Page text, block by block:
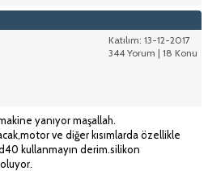
Katılım: 13-12-2017
344 Yorum | 18 Konu
yanıyor maşallah.
ve diğer kısımlarda özellikle
kullanmayın derim.silikon